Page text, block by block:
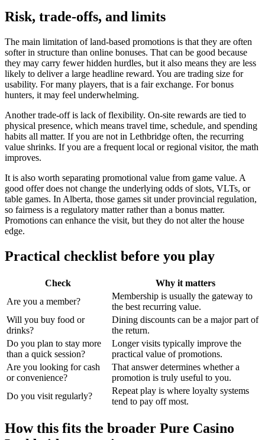
Risk, trade-offs, and limits
The main limitation of land-based promotions is that they are often
softer in structure than online bonuses. That can be good because
they may carry fewer hidden hurdles, but it also means they are less
likely to deliver a large headline reward. You are trading size for
usability. For many players, that is a fair exchange. For bonus
hunters, it may feel underwhelming.
Another trade-off is lack of flexibility. On-site rewards are tied to
physical presence, which means travel time, schedule, and spending
habits all matter. If you are not in Lethbridge often, the recurring
value shrinks. If you are a frequent local or regional visitor, the math
improves.
It is also worth separating promotional value from game value. A
good offer does not change the underlying odds of slots, VLTs, or
table games. In Alberta, those games sit under provincial regulation,
so fairness is a regulatory matter rather than a bonus matter.
Promotions can enhance the visit, but they do not alter the house
edge.
Practical checklist before you play
Check
Why it matters
Are you a member?
Membership is usually the gateway to
the best recurring value.
Will you buy food or
drinks?
Dining discounts can be a major part of
the return.
Do you plan to stay more
than a quick session?
Longer visits typically improve the
practical value of promotions.
Are you looking for cash
or convenience?
That answer determines whether a
promotion is truly useful to you.
Do you visit regularly?
Repeat play is where loyalty systems
tend to pay off most.
How this fits the broader Pure Casino